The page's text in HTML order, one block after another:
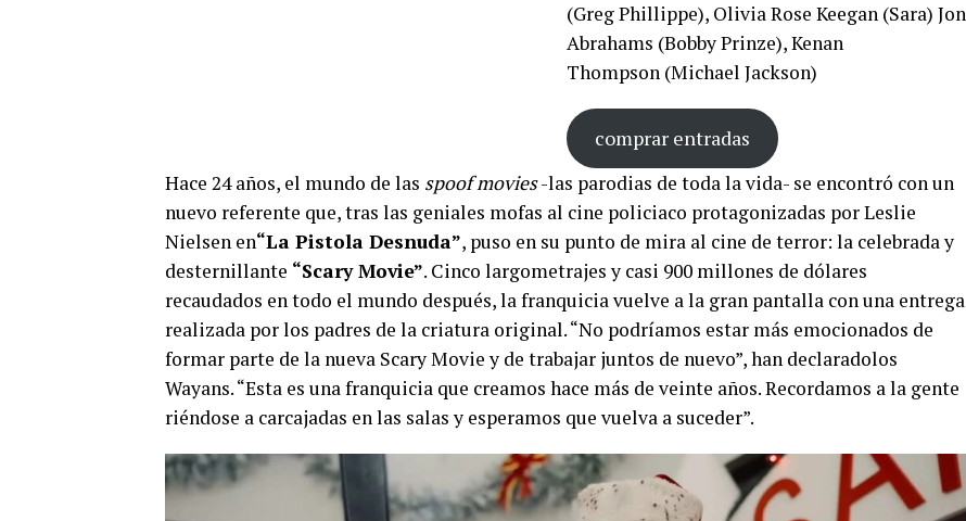
(Greg Phillippe), Olivia Rose Keegan (Sara) Jon
Abrahams (Bobby Prinze), Kenan
Thompson (Michael Jackson)
comprar entradas
Hace 24 años, el mundo de las spoof movies-las parodias de toda la vida- se encontró con un
nuevo referente que, tras las geniales mofas al cine policiaco protagonizadas por Leslie
Nielsen en“La Pistola Desnuda”, puso en su punto de mira al cine de terror: la celebrada y
desternillante “Scary Movie”. Cinco largometrajes y casi 900 millones de dólares
recaudados en todo el mundo después, la franquicia vuelve a la gran pantalla con una entrega
realizada por los padres de la criatura original. “No podríamos estar más emocionados de
formar parte de la nueva Scary Movie y de trabajar juntos de nuevo”, han declaradolos
Wayans. “Esta es una franquicia que creamos hace más de veinte años. Recordamos a la gente
riéndose a carcajadas en las salas y esperamos que vuelva a suceder”.